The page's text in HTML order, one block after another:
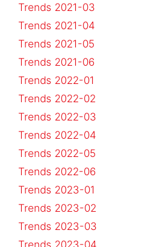
Trends 2021-03
Trends 2021-04
Trends 2021-05
Trends 2021-06
Trends 2022-01
Trends 2022-02
Trends 2022-03
Trends 2022-04
Trends 2022-05
Trends 2022-06
Trends 2023-01
Trends 2023-02
Trends 2023-03
Trends 2023-04